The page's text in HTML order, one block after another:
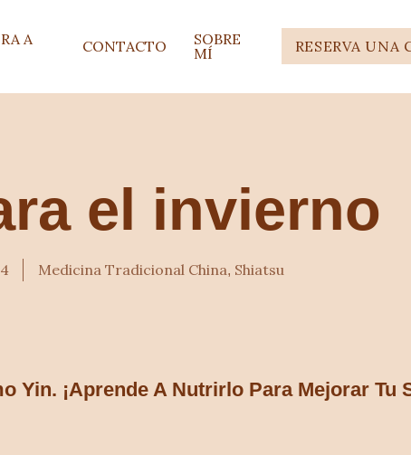
A
CONTACTO
SOBRE
MÍ
RESERVA UNA
el invierno
Medicina Tradicional China, Shiatsu
Yin. ¡Aprende A Nutrirlo Para Mejorar Tu